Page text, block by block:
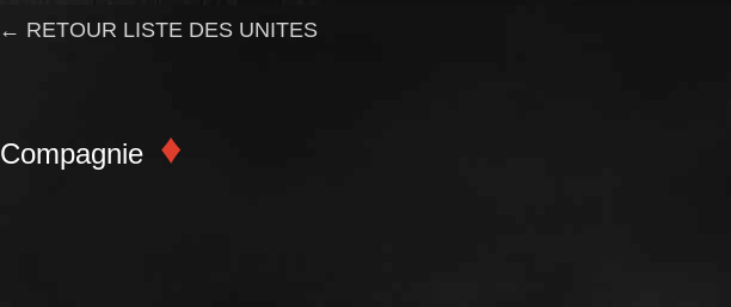
← RETOUR LISTE DES UNITES
Compagnie ♦